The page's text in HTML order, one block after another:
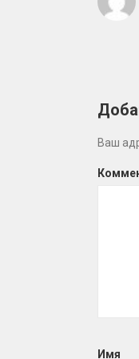
Ваш
Имя